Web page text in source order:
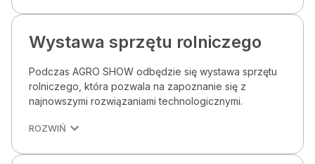
Wystawa sprzętu rolniczego
Podczas AGRO SHOW odbędzie się wystawa sprzętu
rolniczego, która pozwala na zapoznanie się z
najnowszymi rozwiązaniami technologicznymi.
ROZWIŃ